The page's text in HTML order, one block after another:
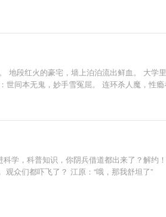
段红火的豪宅，墙上泊泊流出鲜血。 大
间本无鬼，妙手雪冤屈。 连环杀人魔，性
，科普知识，你阴兵借道都出来了？解约
众们都吓飞了？ 江原：“哦，那我舒坦了”